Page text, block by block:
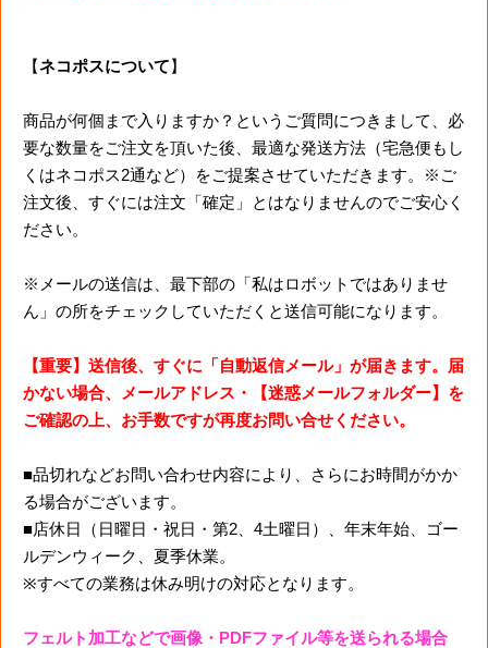
【ネコポスについて】
商品が何個まで入りますか？というご質問につきまして、必
要な数量をご注文を頂いた後、最適な発送方法（宅急便もし
くはネコポス2通など）をご提案させていただきます。※ご
注文後、すぐには注文「確定」とはなりませんのでご安心く
ださい。
※メールの送信は、最下部の「私はロボットではありませ
ん」の所をチェックしていただくと送信可能になります。
【重要】送信後、すぐに「自動返信メール」が届きます。届
かない場合、メールアドレス・【迷惑メールフォルダー】を
ご確認の上、お手数ですが再度お問い合せください。
■品切れなどお問い合わせ内容により、さらにお時間がかか
る場合がございます。
■店休日（日曜日・祝日・第2、4土曜日）、年末年始、ゴー
ルデンウィーク、夏季休業。
※すべての業務は休み明けの対応となります。
フェルト加工などで画像・PDFファイル等を送られる場合